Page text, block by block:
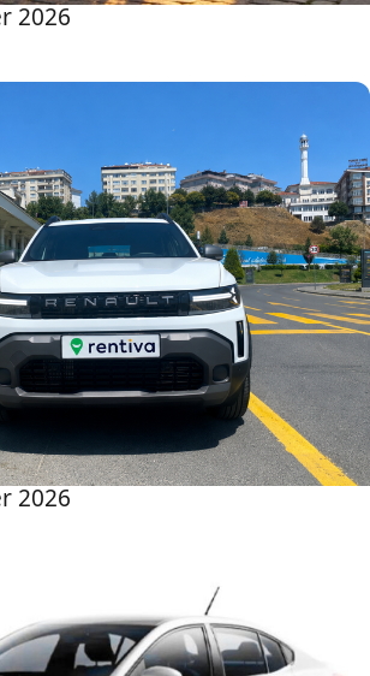
2026
2026